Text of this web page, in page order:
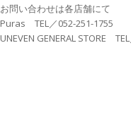
お問い合わせは各店舗にて
Puras TEL／052-251-1755
UNEVEN GENERAL STORE